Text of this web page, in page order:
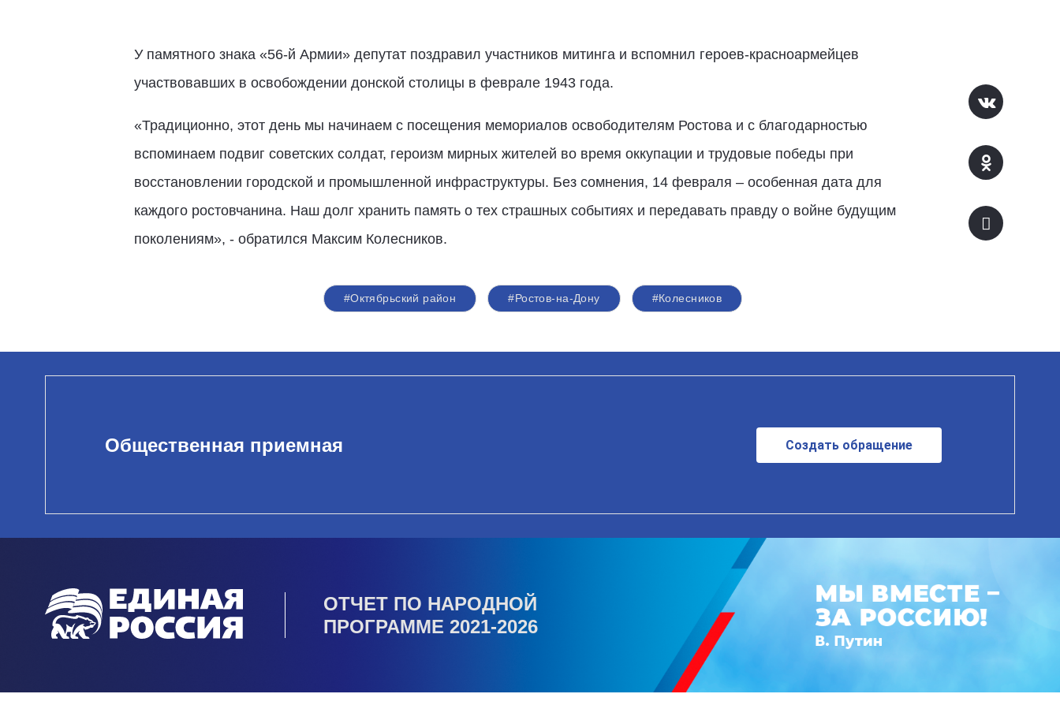
У памятного знака «56-й Армии» депутат поздравил участников митинга и вспомнил героев-красноармейцев
участвовавших в освобождении донской столицы в феврале 1943 года.
«Традиционно, этот день мы начинаем с посещения мемориалов освободителям Ростова и с благодарностью
вспоминаем подвиг советских солдат, героизм мирных жителей во время оккупации и трудовые победы при
восстановлении городской и промышленной инфраструктуры. Без сомнения, 14 февраля – особенная дата для
каждого ростовчанина. Наш долг хранить память о тех страшных событиях и передавать правду о войне будущим
поколениям», - обратился Максим Колесников.
#Октябрьский район #Ростов-на-Дону #Колесников
Общественная приемная Создать обращение
ОТЧЕТ ПО НАРОДНОЙ
ПРОГРАММЕ 2021-2026